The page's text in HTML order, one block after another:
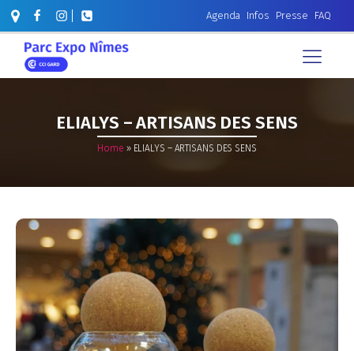
Agenda Infos Presse FAQ
ELIALYS – ARTISANS DES SENS
Home » ELIALYS – ARTISANS DES SENS